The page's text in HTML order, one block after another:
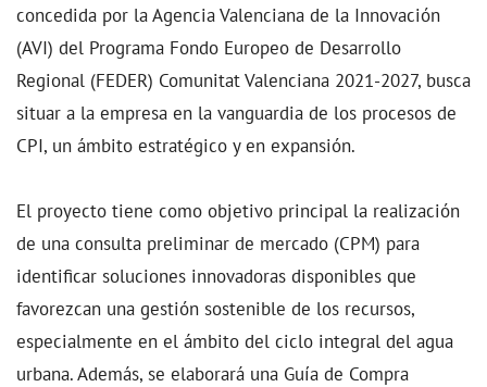
concedida por la Agencia Valenciana de la Innovación
(AVI) del Programa Fondo Europeo de Desarrollo
Regional (FEDER) Comunitat Valenciana 2021-2027, busca
situar a la empresa en la vanguardia de los procesos de
CPI, un ámbito estratégico y en expansión.
El proyecto tiene como objetivo principal la realización
de una consulta preliminar de mercado (CPM) para
identificar soluciones innovadoras disponibles que
favorezcan una gestión sostenible de los recursos,
especialmente en el ámbito del ciclo integral del agua
urbana. Además, se elaborará una Guía de Compra